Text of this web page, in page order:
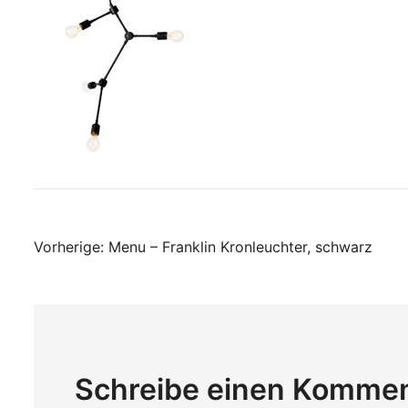
Beitragsnavigation
Vorherige: Menu – Franklin Kronleuchter, schwarz
Schreibe einen